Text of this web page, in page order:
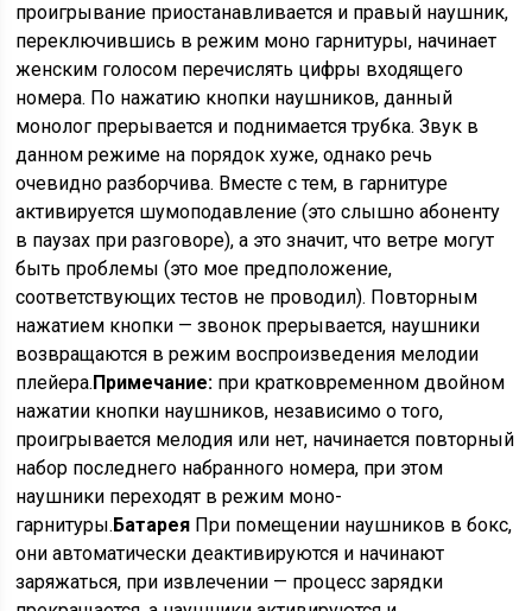
проигрывание приостанавливается и правый наушник,
переключившись в режим моно гарнитуры, начинает
женским голосом перечислять цифры входящего
номера. По нажатию кнопки наушников, данный
монолог прерывается и поднимается трубка. Звук в
данном режиме на порядок хуже, однако речь
очевидно разборчива. Вместе с тем, в гарнитуре
активируется шумоподавление (это слышно абоненту
в паузах при разговоре), а это значит, что ветре могут
быть проблемы (это мое предположение,
соответствующих тестов не проводил). Повторным
нажатием кнопки — звонок прерывается, наушники
возвращаются в режим воспроизведения мелодии
плейера.Примечание: при кратковременном двойном
нажатии кнопки наушников, независимо о того,
проигрывается мелодия или нет, начинается повторный
набор последнего набранного номера, при этом
наушники переходят в режим моно-
гарнитуры.Батарея При помещении наушников в бокс,
они автоматически деактивируются и начинают
заряжаться, при извлечении — процесс зарядки